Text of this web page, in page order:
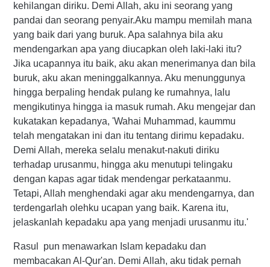
kehilangan diriku. Demi Allah, aku ini seorang yang
pandai dan seorang penyair.Aku mampu memilah mana
yang baik dari yang buruk. Apa salahnya bila aku
mendengarkan apa yang diucapkan oleh laki-laki itu?
Jika ucapannya itu baik, aku akan menerimanya dan bila
buruk, aku akan meninggalkannya. Aku menunggunya
hingga berpaling hendak pulang ke rumahnya, lalu
mengikutinya hingga ia masuk rumah. Aku mengejar dan
kukatakan kepadanya, 'Wahai Muhammad, kaummu
telah mengatakan ini dan itu tentang dirimu kepadaku.
Demi Allah, mereka selalu menakut-nakuti diriku
terhadap urusanmu, hingga aku menutupi telingaku
dengan kapas agar tidak mendengar perkataanmu.
Tetapi, Allah menghendaki agar aku mendengarnya, dan
terdengarlah olehku ucapan yang baik. Karena itu,
jelaskanlah kepadaku apa yang menjadi urusanmu itu.'
Rasul pun menawarkan Islam kepadaku dan
membacakan Al-Qur'an. Demi Allah, aku tidak pernah